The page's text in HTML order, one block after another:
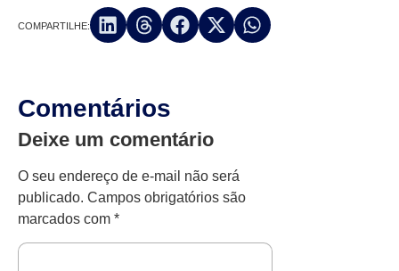
COMPARTILHE:
Comentários
Deixe um comentário
O seu endereço de e-mail não será
publicado. Campos obrigatórios são
marcados com *